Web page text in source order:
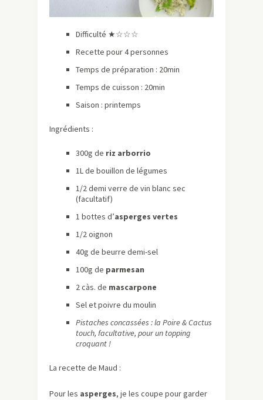
Difficulté ★☆☆☆
Recette pour 4 personnes
Temps de préparation : 20min
Temps de cuisson : 20min
Saison : printemps
Ingrédients :
300g de riz arborrio
1L de bouillon de légumes
1/2 demi verre de vin blanc sec
(facultatif)
1 bottes d’asperges vertes
1/2 oignon
40g de beurre demi-sel
100g de parmesan
2 càs. de mascarpone
Sel et poivre du moulin
Pistaches concassées : la Poire & Cactus
touch, facultative, pour un topping
croquant !
La recette de Maud :
Pour les asperges, je les coupe pour garder